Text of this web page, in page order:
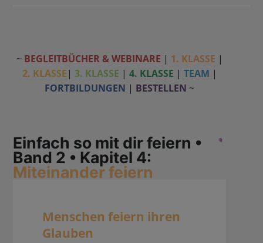
~ BEGLEITBÜCHER & WEBINARE | 1. KLASSE |
2. KLASSE | 3. KLASSE | 4. KLASSE | TEAM |
FORTBILDUNGEN | BESTELLEN ~
Einfach so mit dir feiern •
Band 2 • Kapitel 4:
Miteinander feiern
Menschen feiern ihren
Glauben